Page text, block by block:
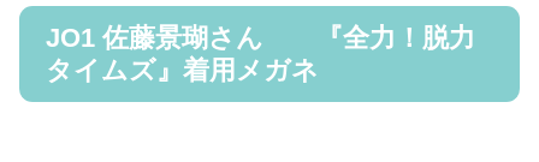
JO1 佐藤景瑚さん 『全力！脱力
タイムズ』着用メガネ